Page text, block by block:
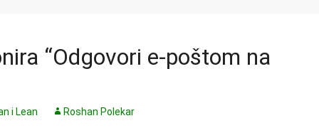
“Odgovori e-poštom na
i Lean Roshan Polekar